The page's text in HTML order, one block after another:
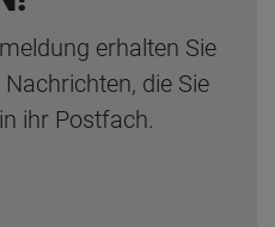
erhalten Sie
die Sie
ihr Postfach.